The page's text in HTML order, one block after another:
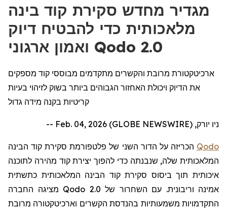
מגדיר מחדש סקירת קוד בינה
מלאכותית כדי להבטיח דיוק
ואמון ארגוני Qodo 2.0
ארכיטקטורת מרובת והקשרים מתקדמים מבוססי קוד מספקים
את הדיוק ויכולת האחזור הגבוהים ביותר בשוק לזיהוי בעיות
קריטיות בקנה מידה גדול
ניו יורק, Feb. 04, 2026 (GLOBE NEWSWIRE) --
Qodo הכריזה על הדור השני של פלטפורמת סקירת קוד הבינה
המלאכותית שלה, שנבנתה כדי להפוך יצירת קוד מהירה לתוכנה
איכותית תוך ביסוס סקירת קוד הבינה המלאכותית כתשתית
אמינה וריבונית. עם השחרור של Qodo 2.0 מציגה החברה
התקדמויות משמעותיות בהנדסת הקשרים וארכיטקטורה מרובת